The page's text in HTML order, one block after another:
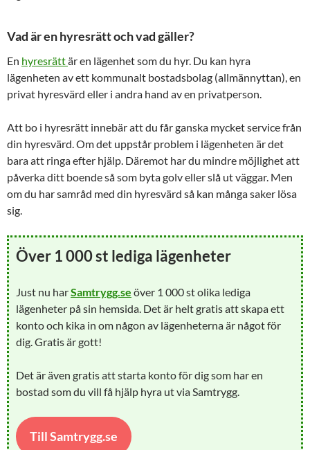
Vad är en hyresrätt och vad gäller?
En hyresrättär en lägenhet som du hyr. Du kan hyra
lägenheten av ett kommunalt bostadsbolag (allmännyttan), en
privat hyresvärd eller i andra hand av en privatperson.
Att bo i hyresrätt innebär att du får ganska mycket service från
din hyresvärd. Om det uppstår problem i lägenheten är det
bara att ringa efter hjälp. Däremot har du mindre möjlighet att
påverka ditt boende så som byta golv eller slå ut väggar. Men
om du har samråd med din hyresvärd så kan många saker lösa
sig.
Över 1 000 st lediga lägenheter
Just nu harSamtrygg.se över 1 000 st olika lediga
lägenheter på sin hemsida. Det är helt gratis att skapa ett
konto och kika in om någon av lägenheterna är något för
dig. Gratis är gott!
Det är även gratis att starta konto för dig som har en
bostad som du vill få hjälp hyra ut via Samtrygg.
Till Samtrygg.se